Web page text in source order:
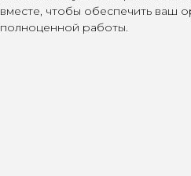
вместе, чтобы обеспечить ваш
полноценной работы.